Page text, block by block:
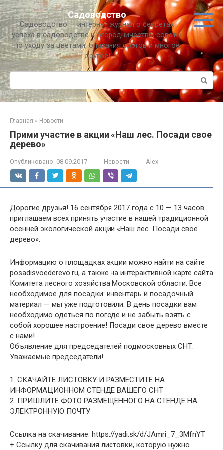
Перейти
к
контенту
Садоводство
Садоводство — интернет журнал о секретах
успеха в садоводстве и огородничестве, советы
по уходу за цветами, описания сортов и многое
другое!
Поиск:
Главная » Новости
Прими участие в акции «Наш лес. Посади свое
дерево»
Опубликовано: 08.09.2017 Новости Alex
Дорогие друзья! 16 сентября 2017 года с 10 — 13 часов
приглашаем всех принять участие в нашей традиционной
осенней экологической акции «Наш лес. Посади свое
дерево».
Информацию о площадках акции можно найти на сайте
posadisvoederevo.ru, а также на интерактивной карте сайта
Комитета лесного хозяйства Московской области. Все
необходимое для посадки: инвентарь и посадочный
материал — мы уже подготовили. В день посадки вам
необходимо одеться по погоде и не забыть взять с
собой хорошее настроение! Посади свое дерево вместе
с нами!
Объявление для председателей подмосковных СНТ:
Уважаемые председатели!
1. СКАЧАЙТЕ ЛИСТОВКУ И РАЗМЕСТИТЕ НА
ИНФОРМАЦИОННОМ СТЕНДЕ ВАШЕГО СНТ
2. ПРИШЛИТЕ ФОТО РАЗМЕЩЁННОГО НА СТЕНДЕ НА
ЭЛЕКТРОННУЮ ПОЧТУ
Ссылка на скачивание: https://yadi.sk/d/JAmri_7_3MfnYT
+ Ссылку для скачивания листовки, которую нужно